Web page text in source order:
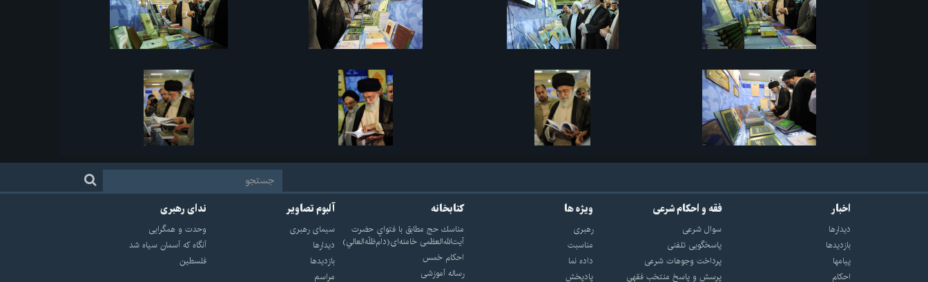
اخبار
دیدارها
بازديدها
پيامها
احكام
فقه و احکام شرعی
سوال شرعی
پاسخگویی تلفنی
پرداخت وجوهات شرعی
پرسش و پاسخ منتخب فقهی
ویژه ها
رهبری
مناسبت
داده نما
پادپخش
کتابخانه
مناسك حج مطابق با فتواي حضرت
آيت‌الله‌العظمى خامنه‌اى(دام‌ظلّه‌العالي)
احکام خمس
رساله آموزشی
آلبوم تصاویر
سيماى رهبرى
ديدارها
بازديدها
مراسم
ندای رهبری
وحدت و همگرایی
آنگاه که آسمان سیاه شد
فلسطین